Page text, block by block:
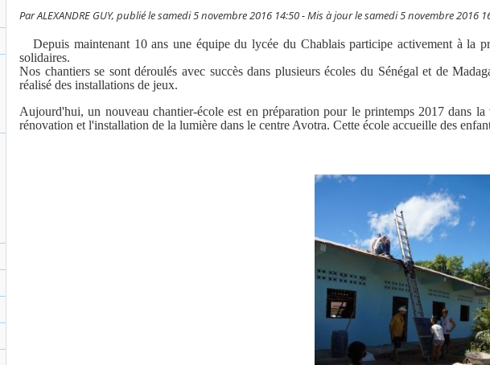
Par ALEXANDRE GUY, publié le samedi 5 novembre 2016 14:50 - Mis à jour le samedi 5 novembre 2016
Depuis maintenant 10 ans une équipe du lycée du Chablais participe activement à la
solidaires.
Nos chantiers se sont déroulés avec succès dans plusieurs écoles du Sénégal et de
réalisé des installations de jeux.
Aujourd'hui, un nouveau chantier-école est en préparation pour le printemps 2017 dans
rénovation et l'installation de la lumière dans le centre Avotra. Cette école accueille des